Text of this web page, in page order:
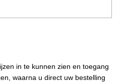
in te kunnen zien en toegang
waarna u direct uw bestelling